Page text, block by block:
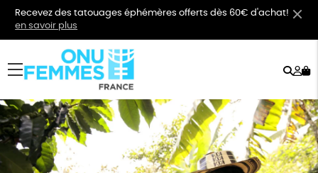
Recevez des tatouages éphémères offerts dès 60€ d'achat!
en savoir plus
menu